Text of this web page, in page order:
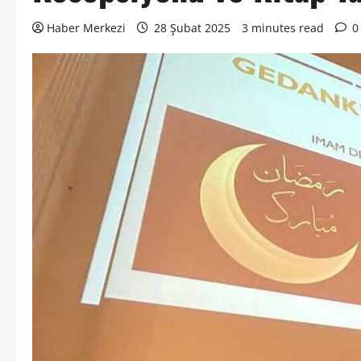
Haber Merkezi 28 Şubat 2025 3 minutes read 0